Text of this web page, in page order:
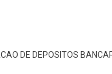
DE DEPOSITOS